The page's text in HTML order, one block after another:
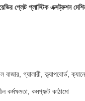
প্লেট প্লাস্টিক এক্সট্রুশন
বাজার, গ্যালারী, ক্ল্যাপবোর্ড,
কর্মক্ষমতা, কমপ্যাক্ট কাঠামো